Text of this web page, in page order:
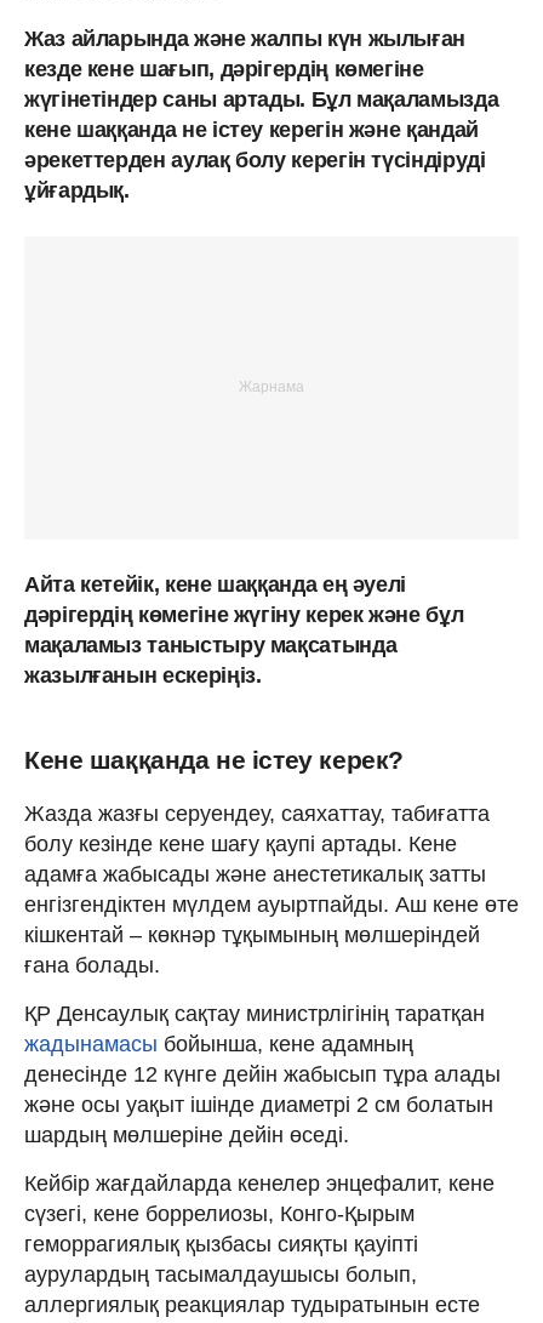
Жаз айларында және жалпы күн жылыған
кезде кене шағып, дәрігердің көмегіне
жүгінетіндер саны артады. Бұл мақаламызда
кене шаққанда не істеу керегін және қандай
әрекеттерден аулақ болу керегін түсіндіруді
ұйғардық.
Айта кетейік, кене шаққанда ең әуелі
дәрігердің көмегіне жүгіну керек және бұл
мақаламыз таныстыру мақсатында
жазылғанын ескеріңіз.
Кене шаққанда не істеу керек?
Жазда жазғы серуендеу, саяхаттау, табиғатта
болу кезінде кене шағу қаупі артады. Кене
адамға жабысады және анестетикалық затты
енгізгендіктен мүлдем ауыртпайды. Аш кене өте
кішкентай – көкнәр тұқымының мөлшеріндей
ғана болады.
ҚР Денсаулық сақтау министрлігінің таратқан
жадынамасы бойынша, кене адамның
денесінде 12 күнге дейін жабысып тұра алады
және осы уақыт ішінде диаметрі 2 см болатын
шардың мөлшеріне дейін өседі.
Кейбір жағдайларда кенелер энцефалит, кене
сүзегі, кене боррелиозы, Конго-Қырым
геморрагиялық қызбасы сияқты қауіпті
аурулардың тасымалдаушысы болып,
аллергиялық реакциялар тудыратынын есте